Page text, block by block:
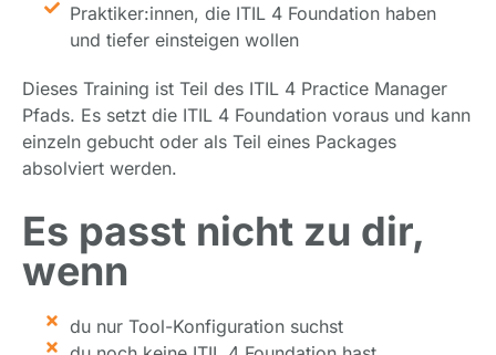
Praktiker:innen, die ITIL 4 Foundation haben
und tiefer einsteigen wollen
Dieses Training ist Teil des ITIL 4 Practice Manager
Pfads. Es setzt die ITIL 4 Foundation voraus und kann
einzeln gebucht oder als Teil eines Packages
absolviert werden.
Es passt nicht zu dir,
wenn
du nur Tool-Konfiguration suchst